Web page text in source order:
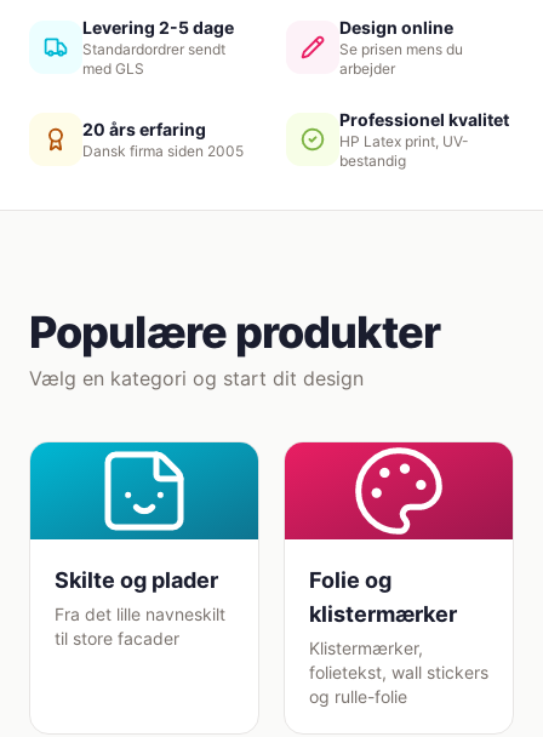
Levering 2-5 dage
Standardordrer sendt
med GLS
Design online
Se prisen mens du
arbejder
20 års erfaring
Dansk firma siden 2005
Professionel kvalitet
HP Latex print, UV-
bestandig
Populære produkter
Vælg en kategori og start dit design
Skilte og plader
Fra det lille navneskilt
til store facader
Folie og
klistermærker
Klistermærker,
folietekst, wall stickers
og rulle-folie